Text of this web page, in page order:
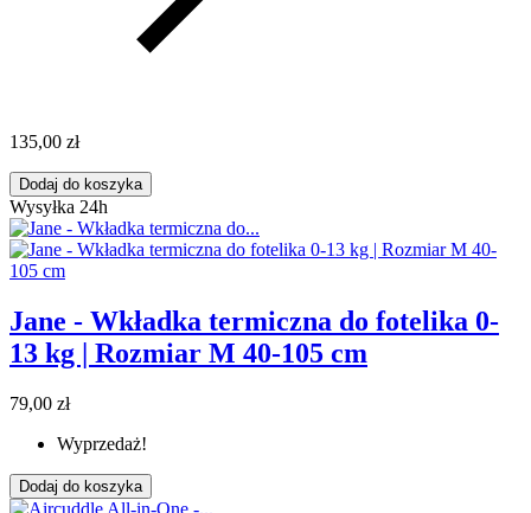
135,00 zł
Dodaj do koszyka
Wysyłka 24h
Jane - Wkładka termiczna do fotelika 0-
13 kg | Rozmiar M 40-105 cm
79,00 zł
Wyprzedaż!
Dodaj do koszyka